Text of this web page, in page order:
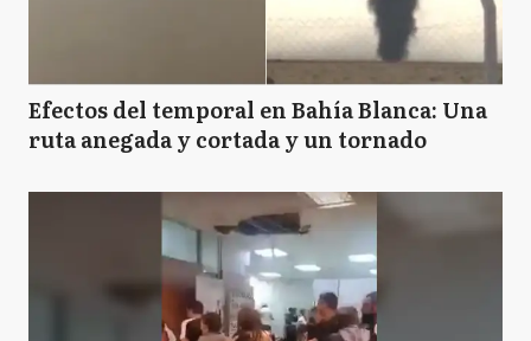
Efectos del temporal en Bahía Blanca: Una
ruta anegada y cortada y un tornado